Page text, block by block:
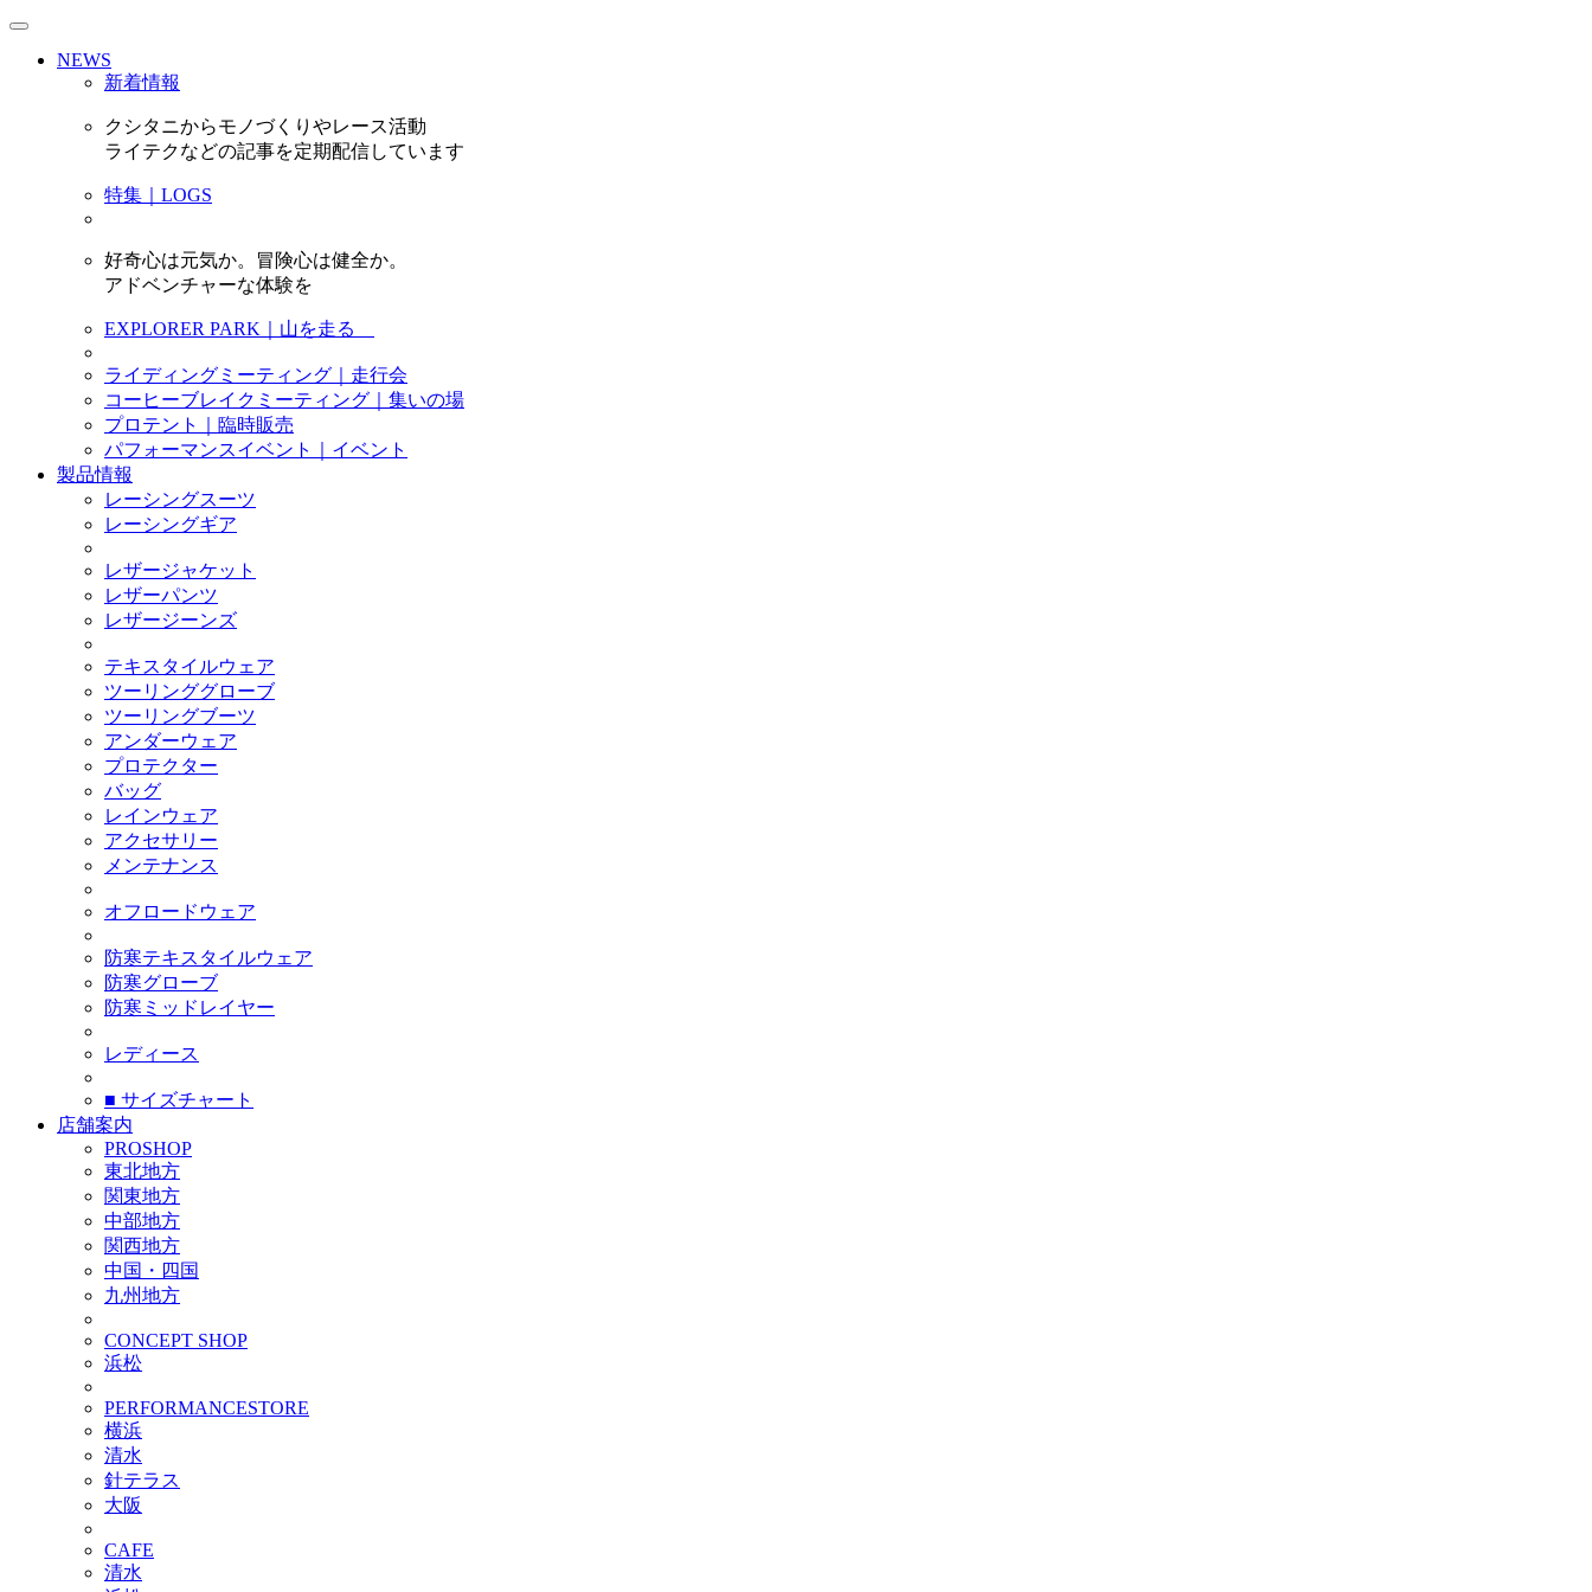
NEWS
新着情報
クシタニからモノづくりやレース活動
ライテクなどの記事を定期配信しています
特集｜LOGS
好奇心は元気か。冒険心は健全か。
アドベンチャーな体験を
EXPLORER PARK｜山を走る
ライディングミーティング｜走行会
コーヒーブレイクミーティング｜集いの場
プロテント｜臨時販売
パフォーマンスイベント｜イベント
製品情報
レーシングスーツ
レーシングギア
レザージャケット
レザーパンツ
レザージーンズ
テキスタイルウェア
ツーリンググローブ
ツーリングブーツ
アンダーウェア
プロテクター
バッグ
レインウェア
アクセサリー
メンテナンス
オフロードウェア
防寒テキスタイルウェア
防寒グローブ
防寒ミッドレイヤー
レディース
■ サイズチャート
店舗案内
PROSHOP
東北地方
関東地方
中部地方
関西地方
中国・四国
九州地方
CONCEPT SHOP
浜松
PERFORMANCESTORE
横浜
清水
針テラス
大阪
CAFE
清水